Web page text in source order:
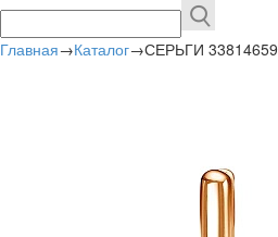
Главная→Каталог→СЕРЬГИ 33814659